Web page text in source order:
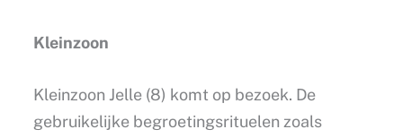
Kleinzoon
Kleinzoon Jelle (8) komt op bezoek. De
gebruikelijke begroetingsrituelen zoals